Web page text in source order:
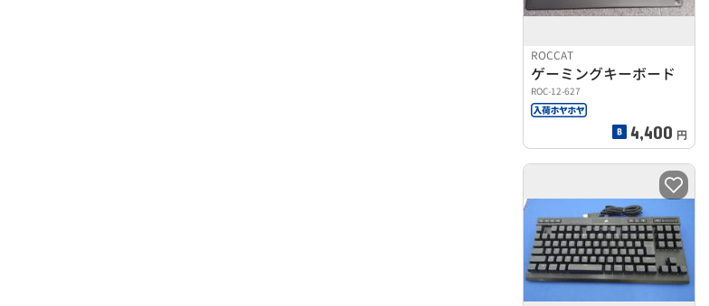
ROCCAT
ゲーミングキーボード
ROC-12-627
4,400 円